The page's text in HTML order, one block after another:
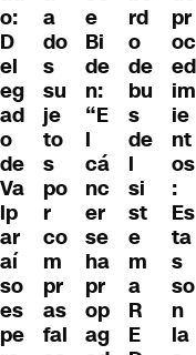
o:
D
el
eg
ad
o
de
Va
lp
ar
aí
so
es
pe
a
do
s
su
je
to
s
po
r
co
m
pr
as
fal
e
Bi
de
n:
“E
l
cá
nc
er
se
ha
pr
op
ag
rd
o
de
bu
s
de
l
si
st
e
m
a
R
E
pr
oc
ed
im
ie
nt
os
:
Es
ta
s
so
n
la